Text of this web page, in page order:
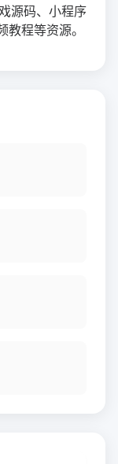
源码、小程序
程等资源。